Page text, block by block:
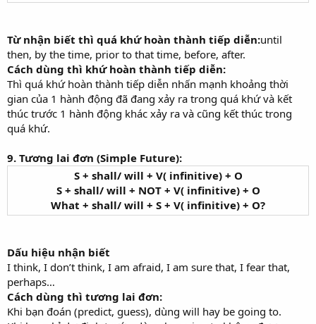
Từ nhận biết thì quá khứ hoàn thành tiếp diễn:until
then, by the time, prior to that time, before, after.
Cách dùng thì khứ hoàn thành tiếp diễn:
Thì quá khứ hoàn thành tiếp diễn nhấn mạnh khoảng thời
gian của 1 hành động đã đang xảy ra trong quá khứ và kết
thúc trước 1 hành động khác xảy ra và cũng kết thúc trong
quá khứ.
9. Tương lai đơn (Simple Future):
S + shall/ will + V( infinitive) + O
S + shall/ will + NOT + V( infinitive) + O
What + shall/ will + S + V( infinitive) + O?
Dấu hiệu nhận biết
I think, I don’t think, I am afraid, I am sure that, I fear that,
perhaps…
Cách dùng thì tương lai đơn:
Khi bạn đoán (predict, guess), dùng will hay be going to.